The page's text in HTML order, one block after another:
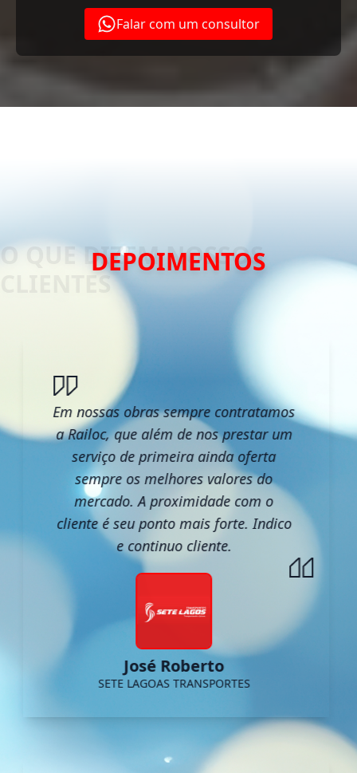
Falar com um consultor
DEPOIMENTOS
Em nossas obras sempre contratamos
a Railoc, que além de nos prestar um
serviço de primeira ainda oferta
sempre os melhores valores do
mercado. A proximidade com o
cliente é seu ponto mais forte. Indico
e continuo cliente.
José Roberto
SETE LAGOAS TRANSPORTES